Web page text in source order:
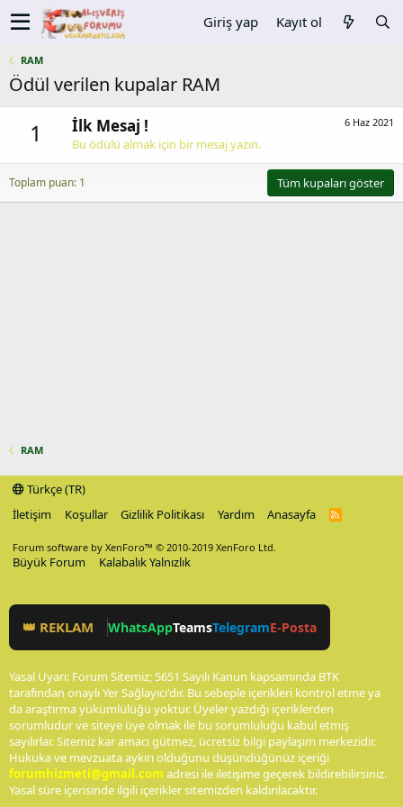
Giriş yap Kayıt ol
RAM
Ödül verilen kupalar RAM
1 6 Haz 2021
İlk Mesaj !
Bu ödülü almak için bir mesaj yazın.
Toplam puan: 1 Tüm kupaları göster
RAM
Türkçe (TR)
İletişim
Koşullar Gizlilik Politikası Yardım Anasayfa
R
Forum software by XenForo™ © 2010-2019 XenForo Ltd.
Büyük Forum Kalabalık Yalnızlık
👑 REKLAM WhatsAppTeamsTelegramE-Posta
Yasal Uyarı: Forum Sitemiz; 5651 Sayılı Kanun kapsamında BTK
tarafından onaylı Yer Sağlayıcı'dır. Bu sebeple içerikleri kontrol etme ya
da araştırma yükümlülüğü yoktur. Üyeler yazdığı içeriklerden
sorumludur ve siteye üye olmak ile bu sorumluluğu kabul etmiş
sayılırlar. Sitemiz kar amacı gütmez, ücretsiz bilgi paylaşım merkezidir.
Hukuka ve mevzuata aykırı olduğunu düşündüğünüz içeriği
forumhizmeti@gmail.com adresi ile iletişime geçerek bildirebilirsiniz.
Yasal süre içerisinde ilgili içerikler sitemizden kaldırılacaktır.